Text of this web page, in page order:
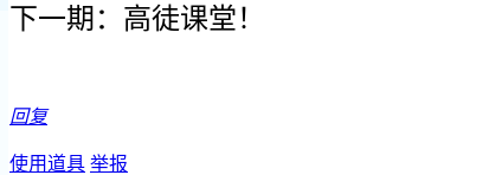
下一期：高徒课堂！
回复
使用道具 举报